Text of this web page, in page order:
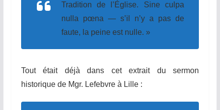
Tradition de l’Église. Sine culpa
nulla pœna — s’il n’y a pas de
faute, la peine est nulle. »
Tout était déjà dans cet extrait du sermon
historique de Mgr. Lefebvre à Lille :